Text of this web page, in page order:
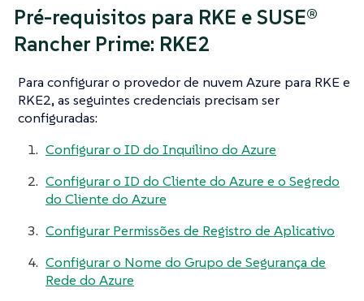
Pré-requisitos para RKE e SUSE®
Rancher Prime: RKE2
Para configurar o provedor de nuvem Azure para RKE e
RKE2, as seguintes credenciais precisam ser
configuradas:
Configurar o ID do Inquilino do Azure
Configurar o ID do Cliente do Azure e o Segredo
do Cliente do Azure
Configurar Permissões de Registro de Aplicativo
Configurar o Nome do Grupo de Segurança de
Rede do Azure